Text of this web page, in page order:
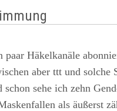
paar Häkelkanäle
aber ttt und solche
sehe ich zehn
als äußerst